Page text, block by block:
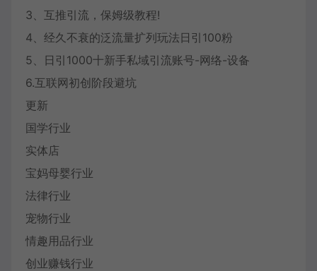
3、互推引流，保姆级教程!
4、经久不衰的泛流量扩列玩法日引100粉
5、日引1000十新手私域引流账号-网络-设备
6.互联网初创阶段避坑
更新
国学行业
实体店
宝妈母婴行业
法律行业
宠物行业
情趣用品行业
创业赚钱行业